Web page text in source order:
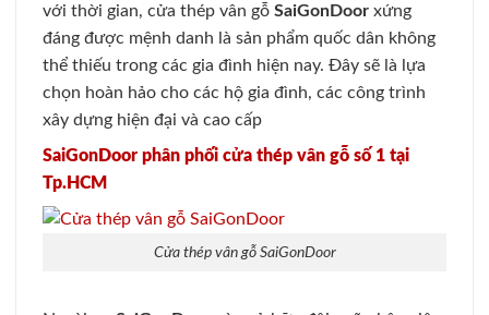
với thời gian, cửa thép vân gỗ SaiGonDoor xứng
đáng được mệnh danh là sản phẩm quốc dân không
thể thiếu trong các gia đình hiện nay. Đây sẽ là lựa
chọn hoàn hảo cho các hộ gia đình, các công trình
xây dựng hiện đại và cao cấp
SaiGonDoor phân phối cửa thép vân gỗ số 1 tại
Tp.HCM
Cửa thép vân gỗ SaiGonDoor